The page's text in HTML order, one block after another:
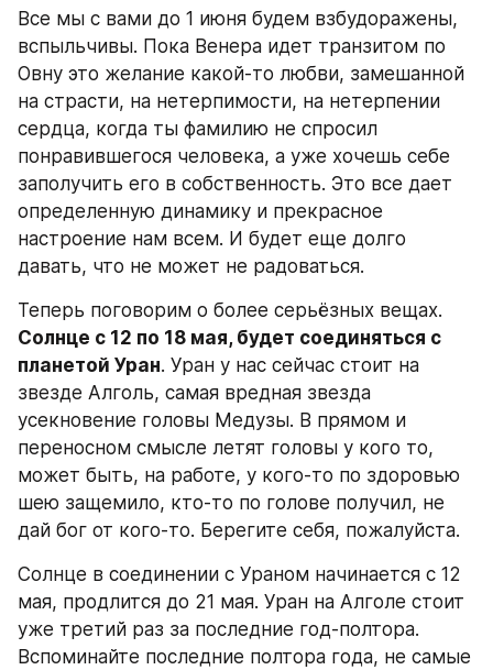
Все мы с вами до 1 июня будем взбудоражены,
вспыльчивы. Пока Венера идет транзитом по
Овну это желание какой-то любви, замешанной
на страсти, на нетерпимости, на нетерпении
сердца, когда ты фамилию не спросил
понравившегося человека, а уже хочешь себе
заполучить его в собственность. Это все дает
определенную динамику и прекрасное
настроение нам всем. И будет еще долго
давать, что не может не радоваться.
Солнце с 12 по 18 мая, будет соединяться с
планетой Уран. Уран у нас сейчас стоит на
звезде Алголь, самая вредная звезда
усекновение головы Медузы. В прямом и
переносном смысле летят головы у кого то,
может быть, на работе, у кого-то по здоровью
шею защемило, кто-то по голове получил, не
дай бог от кого-то. Берегите себя, пожалуйста.
Солнце в соединении с Ураном начинается с 12
мая, продлится до 21 мая. Уран на Алголе стоит
уже третий раз за последние год-полтора.
Вспоминайте последние полтора года, не самые